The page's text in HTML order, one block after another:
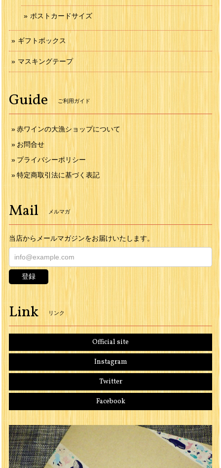
ポストカードサイズ
ギフトボックス
マスキングテープ
Guide ご利用ガイド
赤ワインの大漁ショップについて
お問合せ
プライバシーポリシー
特定商取引法に基づく表記
Mail メルマガ
当店からメールマガジンをお届けいたします。
登録
Link リンク
Official site
Instagram
Twitter
Facebook